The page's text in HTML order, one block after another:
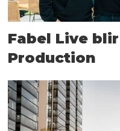
Fabel Live
Production